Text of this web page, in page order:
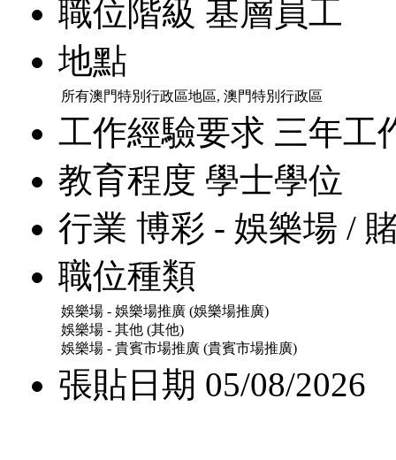
職位階級 基層員工
地點
所有澳門特別行政區地區, 澳門特別行政區
工作經驗要求 三年工
教育程度 學士學位
行業 博彩 - 娛樂場 /
職位種類
娛樂場 - 娛樂場推廣 (娛樂場推廣)
娛樂場 - 其他 (其他)
娛樂場 - 貴賓市場推廣 (貴賓市場推廣)
張貼日期 05/08/2026